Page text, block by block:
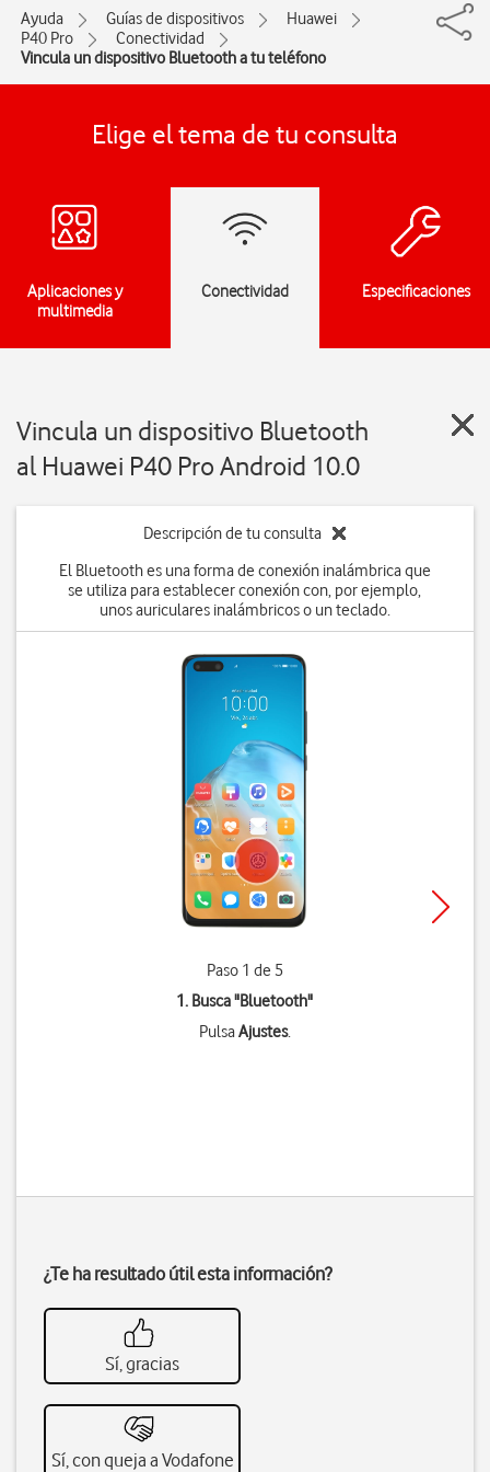
Ayuda Guías de dispositivos
Huawei
P40 Pro
Conectividad
Vincula un dispositivo Bluetooth a tu teléfono
Elige el tema de tu consulta
Aplicaciones y
multimedia
Conectividad Especificaciones
Vincula un dispositivo Bluetooth
al Huawei P40 Pro Android 10.0
Descripción de tu consulta
El Bluetooth es una forma de conexión inalámbrica que
se utiliza para establecer conexión con, por ejemplo,
unos auriculares inalámbricos o un teclado.
Paso 1 de 5
1. Busca "Bluetooth"
PulsaAjustes.
¿Te ha resultado útil esta información?
Sí, gracias
Sí, con queja a Vodafone